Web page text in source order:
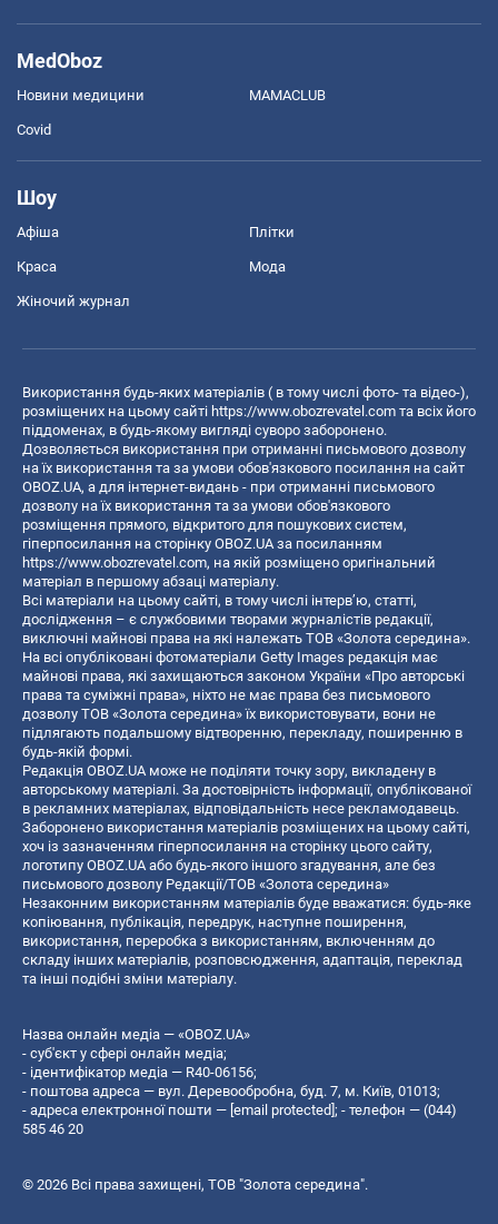
MedOboz
Новини медицини MAMACLUB
Covid
Шоу
Афіша Плітки
Краса Мода
Жіночий журнал
Використання будь-яких матеріалів ( в тому числі фото- та відео-),
розміщених на цьому сайті https://www.obozrevatel.com та всіх його
піддоменах, в будь-якому вигляді суворо заборонено.
Дозволяється використання при отриманні письмового дозволу
на їх використання та за умови обов'язкового посилання на сайт
OBOZ.UA, а для інтернет-видань - при отриманні письмового
дозволу на їх використання та за умови обов'язкового
розміщення прямого, відкритого для пошукових систем,
гіперпосилання на сторінку OBOZ.UA за посиланням
https://www.obozrevatel.com, на якій розміщено оригінальний
матеріал в першому абзаці матеріалу.
Всі матеріали на цьому сайті, в тому числі інтерв’ю, статті,
дослідження – є службовими творами журналістів редакції,
виключні майнові права на які належать ТОВ «Золота середина».
На всі опубліковані фотоматеріали Getty Images редакція має
майнові права, які захищаються законом України «Про авторські
права та суміжні права», ніхто не має права без письмового
дозволу ТОВ «Золота середина» їх використовувати, вони не
підлягають подальшому відтворенню, перекладу, поширенню в
будь-якій формі.
Редакція OBOZ.UA може не поділяти точку зору, викладену в
авторському матеріалі. За достовірність інформації, опублікованої
в рекламних матеріалах, відповідальність несе рекламодавець.
Заборонено використання матеріалів розміщених на цьому сайті,
хоч із зазначенням гіперпосилання на сторінку цього сайту,
логотипу OBOZ.UA або будь-якого іншого згадування, але без
письмового дозволу Редакції/ТОВ «Золота середина»
Незаконним використанням матеріалів буде вважатися: будь-яке
копiювання, публiкацiя, передрук, наступне поширення,
використання, переробка з використанням, включенням до
складу інших матеріалів, розповсюдження, адаптація, переклад
та інші подібні зміни матеріалу.
Назва онлайн медіа — «OBOZ.UA»
- суб'єкт у сфері онлайн медіа;
- ідентифікатор медіа — R40-06156;
- поштова адреса — вул. Деревообробна, буд. 7, м. Київ, 01013;
- адреса електронної пошти — [email protected]; - телефон — (044)
585 46 20
© 2026 Всі права захищені, ТОВ "Золота середина".